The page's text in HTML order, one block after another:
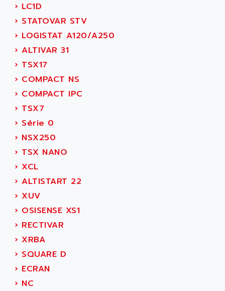
DIAX 2
TVM
KDV
KVR
TVD
SERVO DRIVE
AC MAINSPINDLE
KDA
KDS
TDA
BUM
DIAX 04
DIAX 4
cms3
CMS
PARVEX
AMS
R6TXB
› LC1D
› STATOVAR STV
› LOGISTAT A120/A250
› ALTIVAR 31
› TSX17
› COMPACT NS
› COMPACT IPC
› TSX7
› Série 0
› NSX250
› TSX NANO
› XCL
› ALTISTART 22
› XUV
› OSISENSE XS1
› RECTIVAR
› XRBA
› SQUARE D
› ECRAN
› NC